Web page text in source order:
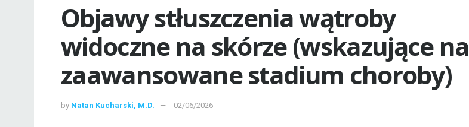
Objawy stłuszczenia wątroby
widoczne na skórze (wskazujące na
zaawansowane stadium choroby)
by Natan Kucharski, M.D. 02/06/2026